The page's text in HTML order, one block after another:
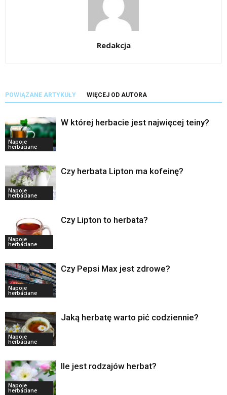
Redakcja
POWIĄZANE ARTYKUŁY WIĘCEJ OD AUTORA
Napoje
herbaciane
W której herbacie jest najwięcej teiny?
Napoje
herbaciane
Czy herbata Lipton ma kofeinę?
Napoje
herbaciane
Czy Lipton to herbata?
Napoje
herbaciane
Czy Pepsi Max jest zdrowe?
Napoje
herbaciane
Jaką herbatę warto pić codziennie?
Napoje
herbaciane
Ile jest rodzajów herbat?